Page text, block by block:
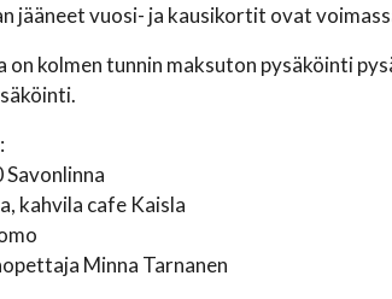
jääneet vuosi- ja kausikortit ovat
on kolmen tunnin maksuton pysäköinti
kahvila cafe Kaisla
Minna Tarnanen